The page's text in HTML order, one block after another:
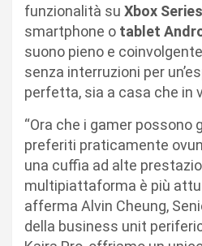
funzionalità su Xbox
smartphone o tablet
suono pieno e
senza interruzioni per
perfetta, sia a casa che in
“Ora che i gamer possono
preferiti praticamente
una cuffia ad alte
multipiattaforma è più
afferma Alvin Cheung,
della business unit